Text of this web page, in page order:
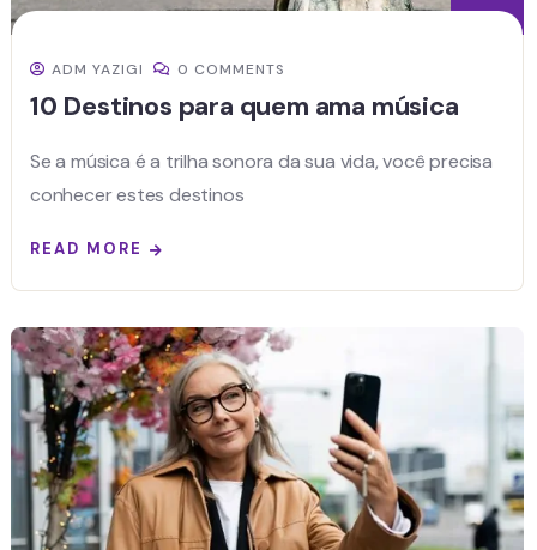
ADM YAZIGI 0 COMMENTS
10 Destinos para quem ama música
Se a música é a trilha sonora da sua vida, você precisa
conhecer estes destinos
READ MORE